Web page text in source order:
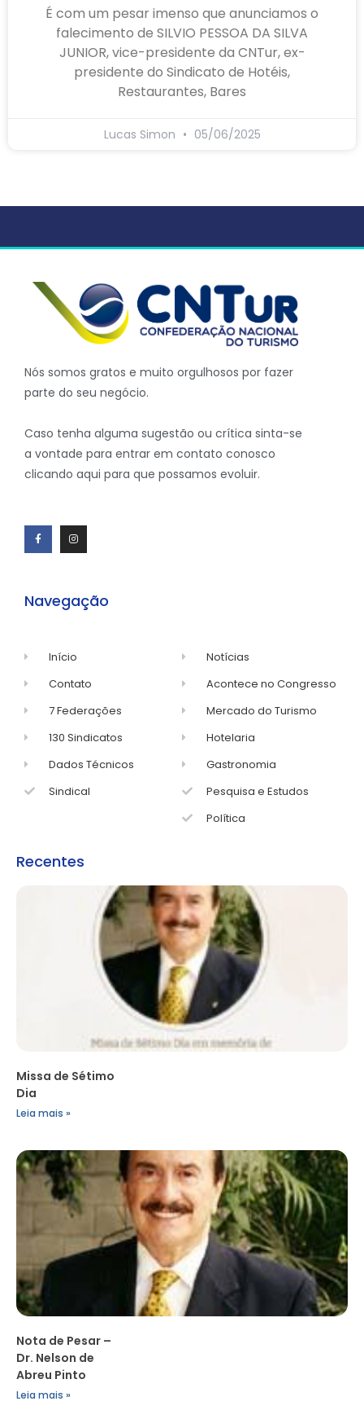
É com um pesar imenso que anunciamos o
falecimento de SILVIO PESSOA DA SILVA
JUNIOR, vice-presidente da CNTur, ex-
presidente do Sindicato de Hotéis,
Restaurantes, Bares
Lucas Simon 05/06/2025
Nós somos gratos e muito orgulhosos por fazer
parte do seu negócio.
Caso tenha alguma sugestão ou crítica sinta-se
a vontade para entrar em contato conosco
clicando aqui para que possamos evoluir.
Navegação
Início
Contato
7 Federações
130 Sindicatos
Dados Técnicos
Sindical
Notícias
Acontece no Congresso
Mercado do Turismo
Hotelaria
Gastronomia
Pesquisa e Estudos
Política
Recentes
Missa de Sétimo
Dia
Leia mais »
Nota de Pesar –
Dr. Nelson de
Abreu Pinto
Leia mais »